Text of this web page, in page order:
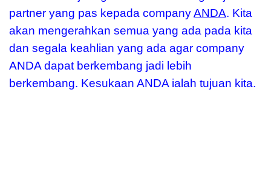
partner yang pas kepada companyANDA. Kita
akan mengerahkan semua yang ada pada kita
dan segala keahlian yang ada agar company
ANDA dapat berkembang jadi lebih
berkembang. Kesukaan ANDA ialah tujuan kita.